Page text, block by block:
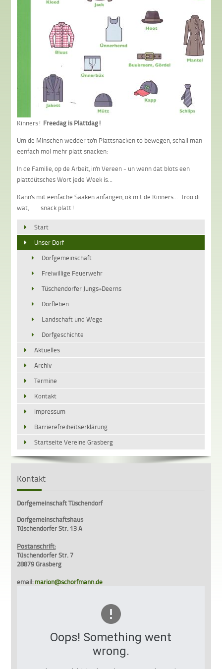
Kinners! Freedag is Plattdag!
Um de Minschen wedder to'n Plattsnacken to bewegen, schall man
eenfach mol mehr platt snacken:
In de Familie, op de Arbeit, in'n Vereen - un wenn dat blots een
plattdütsches Wort jede Week is...
Kann's mit eenfache Saaken anfangen, ok mit de Kinners... Troo di
wat, snack platt!
Start
Unser Dorf
Dorfgemeinschaft
Freiwillige Feuerwehr
Tüschendorfer Jungs+Deerns
Dorfleben
Landschaft und Wege
Dorfgeschichte
Aktuelles
Archiv
Termine
Kontakt
Impressum
Barrierefreiheitserklärung
Startseite Vereine Grasberg
Kontakt
Dorfgemeinschaft Tüschendorf
Dorfgemeinschaftshaus
Tüschendorfer Str. 13 A
Postanschrift:
Tüschendorfer Str. 7
28879 Grasberg
email:marion@schorfmann.de
Oops! Something went
wrong.